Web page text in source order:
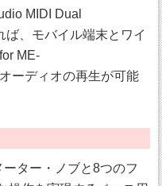
MIDI Dual
、モバイル端末とワイ
ME-
ーディオの再生が可能
ター・ノブと8つのフ